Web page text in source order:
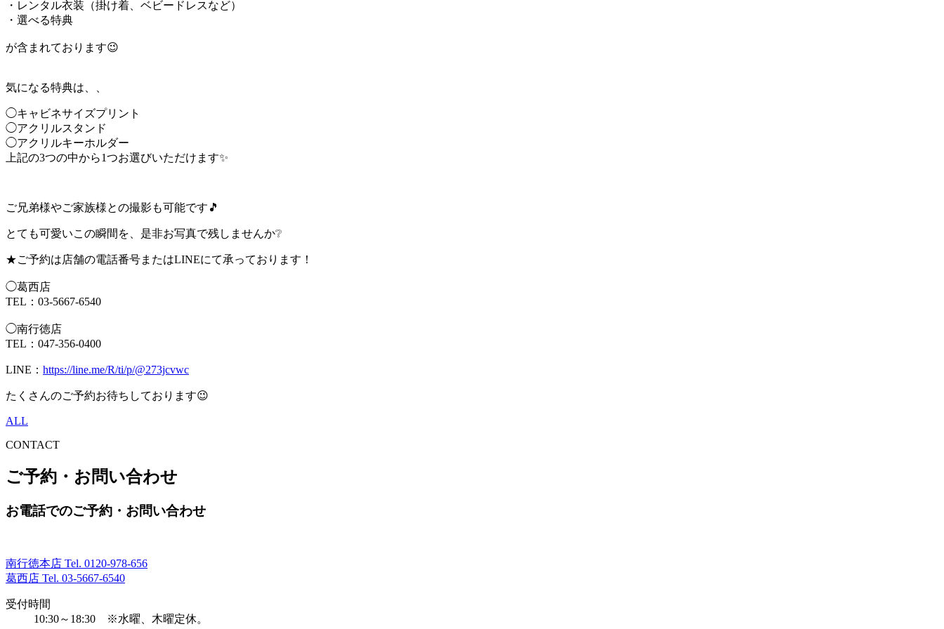
・レンタル衣装（掛け着、ベビードレスなど）
・選べる特典
が含まれております😉
気になる特典は、、
◯キャビネサイズプリント
◯アクリルスタンド
◯アクリルキーホルダー
上記の3つの中から1つお選びいただけます✨
ご兄弟様やご家族様との撮影も可能です🎵
とても可愛いこの瞬間を、是非お写真で残しませんか❔
★ご予約は店舗の電話番号またはLINEにて承っております！
◯葛西店
TEL：03-5667-6540
◯南行徳店
TEL：047-356-0400
LINE： https://line.me/R/ti/p/@273jcvwc
たくさんのご予約お待ちしております😉
ALL
CONTACT
ご予約・お問い合わせ
お電話でのご予約・お問い合わせ
南行徳本店 Tel. 0120-978-656
葛西店 Tel. 03-5667-6540
受付時間
10:30～18:30 ※水曜、木曜定休。